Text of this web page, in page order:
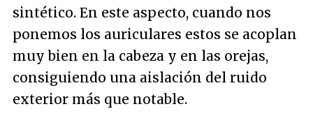
sintético. En este aspecto, cuando nos
ponemos los auriculares estos se acoplan
muy bien en la cabeza y en las orejas,
consiguiendo una aislación del ruido
exterior más que notable.